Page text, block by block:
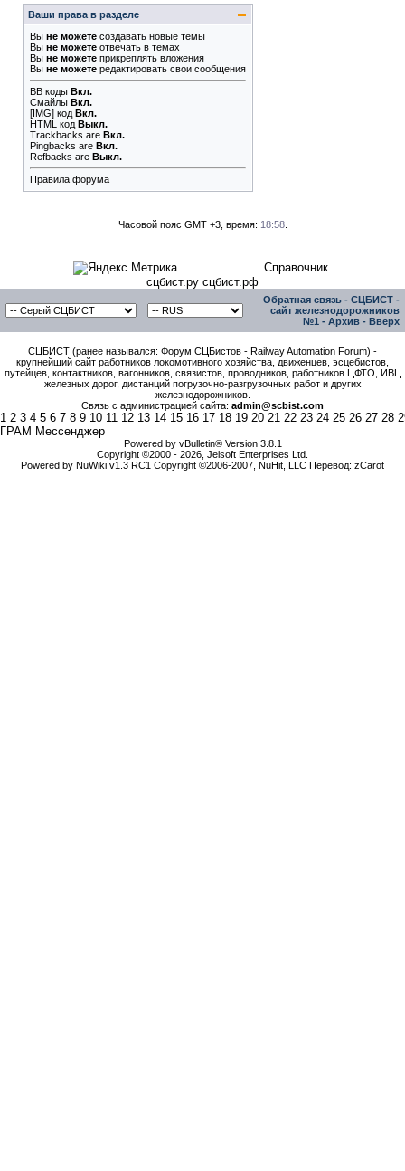
Ваши права в разделе
Вы не можете создавать новые темы
Вы не можете отвечать в темах
Вы не можете прикреплять вложения
Вы не можете редактировать свои сообщения
BB коды Вкл.
Смайлы Вкл.
[IMG] код Вкл.
HTML код Выкл.
Trackbacks are Вкл.
Pingbacks are Вкл.
Refbacks are Выкл.
Правила форума
Часовой пояс GMT +3, время: 18:58.
Справочник
сцбист.ру сцбист.рф
Обратная связь - СЦБИСТ -
сайт железнодорожников
№1 - Архив - Вверх
СЦБИСТ (ранее назывался: Форум СЦБистов - Railway Automation Forum) -
крупнейший сайт работников локомотивного хозяйства, движенцев, эсцебистов,
путейцев, контактников, вагонников, связистов, проводников, работников ЦФТО, ИВЦ
железных дорог, дистанций погрузочно-разгрузочных работ и других
железнодорожников.
Связь с администрацией сайта: admin@scbist.com
1 2 3 4 5 6 7 8 9 10 11 12 13 14 15 16 17 18 19 20 21 22 23 24 25 26 27 28
ГРАМ Мессенджер
Powered by vBulletin® Version 3.8.1
Copyright ©2000 - 2026, Jelsoft Enterprises Ltd.
Powered by NuWiki v1.3 RC1 Copyright ©2006-2007, NuHit, LLC Перевод: zCarot